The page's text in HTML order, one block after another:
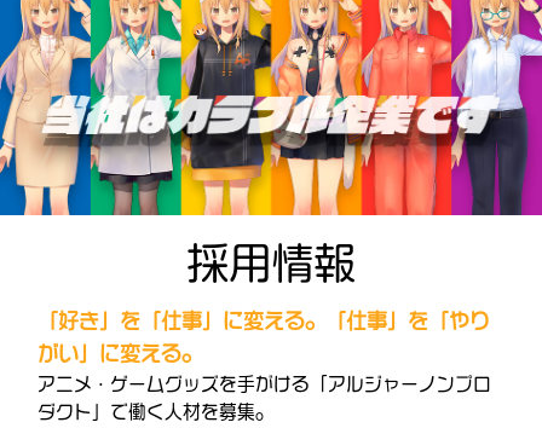
採用情報
「好き」を「仕事」に変える。「仕事」を「やり
がい」に変える。
アニメ・ゲームグッズを手がける「アルジャーノンプロ
ダクト」で働く人材を募集。